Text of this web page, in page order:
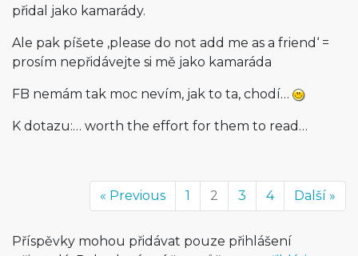
přidal jako kamarády.
Ale pak píšete ‚please do not add me as a friend‘ =
prosím nepřidávejte si mě jako kamaráda
FB nemám tak moc nevím, jak to ta, chodí…
K dotazu:… worth the effort for them to read…
« Previous 1 2 3 4 Další »
Příspěvky mohou přidávat pouze přihlášení